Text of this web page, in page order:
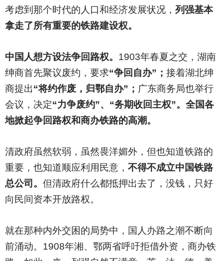
考虑到那个时代的人口和经济发展状况， 列强基本
拿走了所有重要的铁路建设权。
中国人想方设法争回路权。 1903年春夏之交，湖南
绅商首先聚议废约，要求“争回自办”； 接着湖北绅
商提出“将约作废，归鄂自办”； 广东商务局也举行
会议，决定“力争废约”、“务期收回主权”。全国各
地掀起争回路权和商办铁路的高潮。
清政府虽然软弱，虽然畏洋媚外，但也知道铁路的
重要，也知道顺应利用民意， 不得不成立中国铁路
总公司。 但清政府什么都抵押出去了，没钱，只好
向民间资本开放路权。
就在那种内外交困的局势中，国人办路之潮不断向
前涌动。1908年湘、鄂两省呼吁拒借外资，商办铁